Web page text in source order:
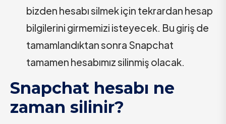
bizden hesabı silmek için tekrardan hesap
bilgilerini girmemizi isteyecek. Bu giriş de
tamamlandıktan sonra Snapchat
tamamen hesabımız silinmiş olacak.
Snapchat hesabı ne
zaman silinir?